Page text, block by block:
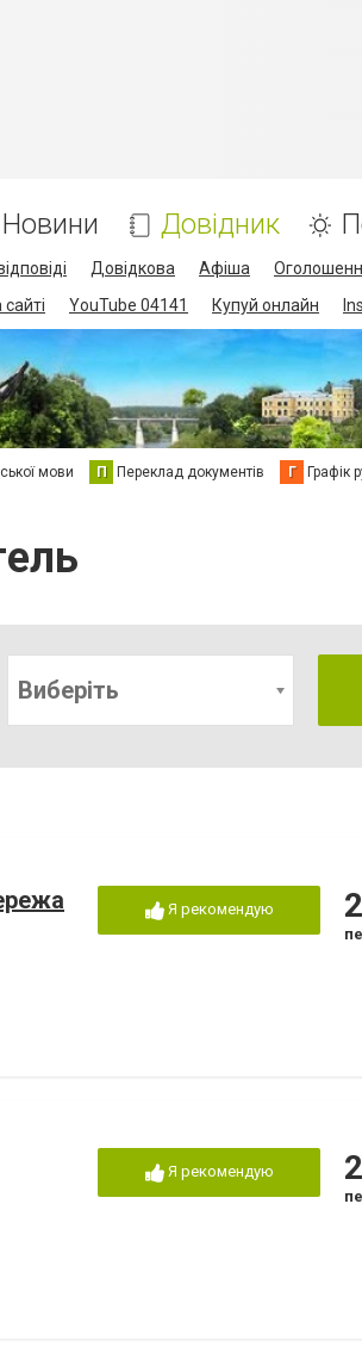
Новини Довідник
Довідкова Афіша
YouTube 04141 Купуй онлайн
мови П Переклад документів Г Графік
Виберіть
Я рекомендую 2
Я рекомендую 2